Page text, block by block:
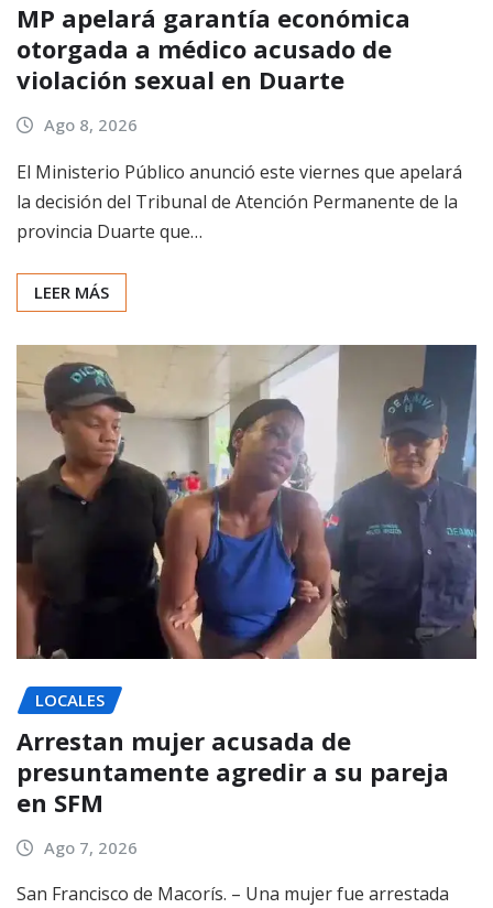
MP apelará garantía económica
otorgada a médico acusado de
violación sexual en Duarte
Ago 8, 2026
El Ministerio Público anunció este viernes que apelará
la decisión del Tribunal de Atención Permanente de la
provincia Duarte que…
LEER MÁS
LOCALES
Arrestan mujer acusada de
presuntamente agredir a su pareja
en SFM
Ago 7, 2026
San Francisco de Macorís. – Una mujer fue arrestada